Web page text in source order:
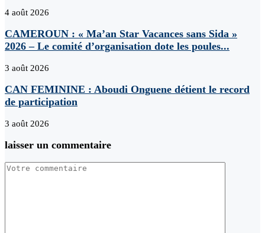
4 août 2026
CAMEROUN : « Ma’an Star Vacances sans Sida »
2026 – Le comité d’organisation dote les poules...
3 août 2026
CAN FEMININE : Aboudi Onguene détient le record
de participation
3 août 2026
laisser un commentaire